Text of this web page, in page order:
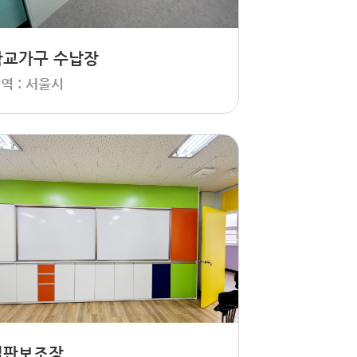
가구 수납장
: 서울시
판보조장